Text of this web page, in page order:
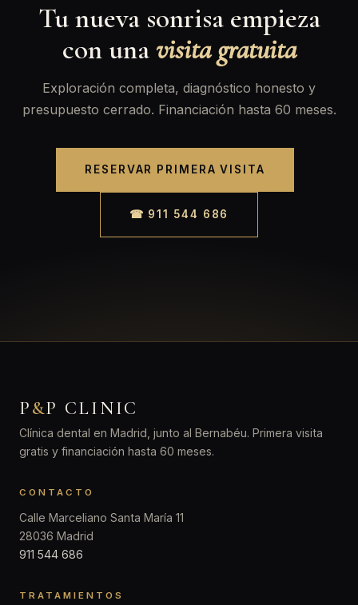
Tu nueva sonrisa empieza
con unavisita gratuita
Exploración completa, diagnóstico honesto y
presupuesto cerrado. Financiación hasta 60 meses.
RESERVAR PRIMERA VISITA
☎ 911 544 686
P&P CLINIC
Clínica dental en Madrid, junto al Bernabéu. Primera visita
gratis y financiación hasta 60 meses.
CONTACTO
Calle Marceliano Santa María 11
28036 Madrid
911 544 686
TRATAMIENTOS